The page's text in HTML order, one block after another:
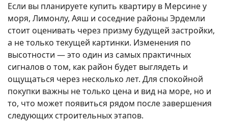
Если вы планируете купить квартиру в Мерсине у
моря, Лимонлу, Аяш и соседние районы Эрдемли
стоит оценивать через призму будущей застройки,
а не только текущей картинки. Изменения по
высотности — это один из самых практичных
сигналов о том, как район будет выглядеть и
ощущаться через несколько лет. Для спокойной
покупки важны не только цена и вид на море, но и
то, что может появиться рядом после завершения
следующих строительных этапов.